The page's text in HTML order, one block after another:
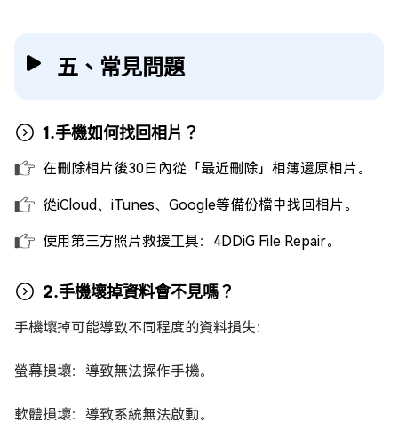
五、常見問題
1.手機如何找回相片？
在刪除相片後30日內從「最近刪除」相簿還原相片。
從iCloud、iTunes、Google等備份檔中找回相片。
使用第三方照片救援工具：4DDiG File Repair。
2.手機壞掉資料會不見嗎？
手機壞掉可能導致不同程度的資料損失：
螢幕損壞：導致無法操作手機。
軟體損壞：導致系統無法啟動。